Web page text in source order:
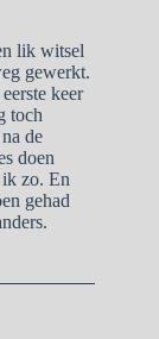
lik witsel
gewerkt.
keer
toch
de
doen
ik zo. En
gehad